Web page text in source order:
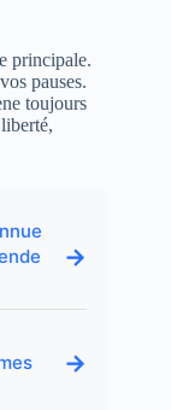
principale.
pauses.
toujours
→
→